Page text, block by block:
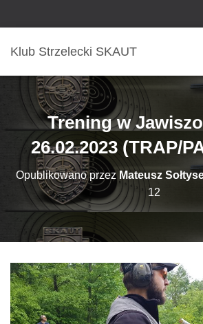
Klub Strzelecki SKAUT
Trening w
26.02.2023 (TRAP/
Opublikowano przez Mateusz
12